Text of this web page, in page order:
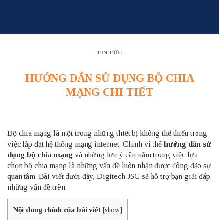
TIN TỨC
HƯỚNG DẪN SỬ DỤNG BỘ CHIA
MẠNG CHI TIẾT
Bộ chia mạng là một trong những thiết bị không thể thiếu trong
việc lắp đặt hệ thống mạng internet. Chính vì thếhướng dẫn sử
dụng bộ chia mạng và những lưu ý cần nắm trong việc lựa
chọn bộ chia mạng là những vấn đề luôn nhận được đông đảo sự
quan tâm. Bài viết dưới đây, Digitech JSC sẽ hỗ trợ bạn giải đáp
những vấn đề trên.
Nội dung chính của bài viết [show]